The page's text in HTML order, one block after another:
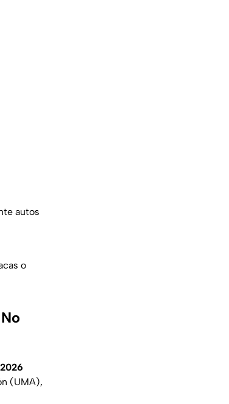
autos
o
(UMA),